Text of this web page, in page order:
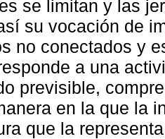
se limitan y las
su vocación de
no conectados y
a una
previsible,
en la que la
que la